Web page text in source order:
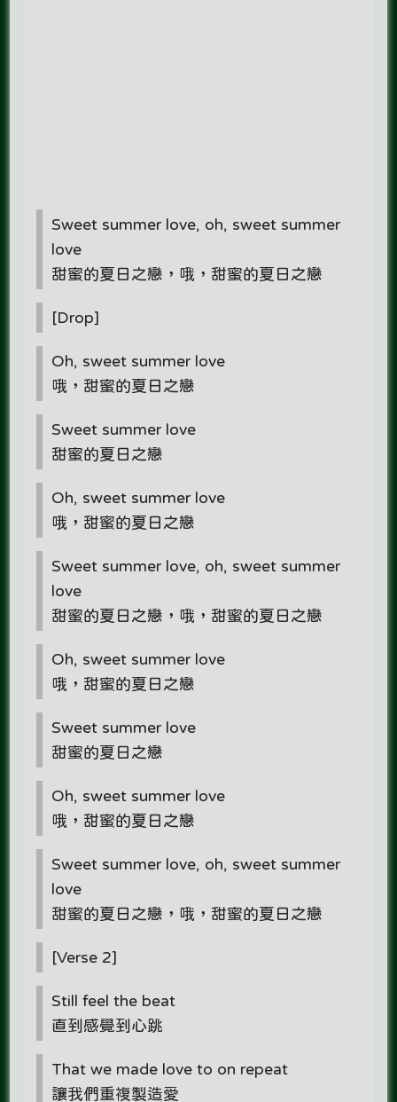
Sweet summer love, oh, sweet summer
love
甜蜜的夏日之戀，哦，甜蜜的夏日之戀
[Drop]
Oh, sweet summer love
哦，甜蜜的夏日之戀
Sweet summer love
甜蜜的夏日之戀
Oh, sweet summer love
哦，甜蜜的夏日之戀
Sweet summer love, oh, sweet summer
love
甜蜜的夏日之戀，哦，甜蜜的夏日之戀
Oh, sweet summer love
哦，甜蜜的夏日之戀
Sweet summer love
甜蜜的夏日之戀
Oh, sweet summer love
哦，甜蜜的夏日之戀
Sweet summer love, oh, sweet summer
love
甜蜜的夏日之戀，哦，甜蜜的夏日之戀
[Verse 2]
Still feel the beat
直到感覺到心跳
That we made love to on repeat
讓我們重複製造愛